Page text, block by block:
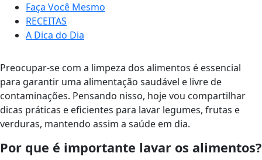
Faça Você Mesmo
RECEITAS
A Dica do Dia
Preocupar-se com a limpeza dos alimentos é essencial
para garantir uma alimentação saudável e livre de
contaminações. Pensando nisso, hoje vou compartilhar
dicas práticas e eficientes para lavar legumes, frutas e
verduras, mantendo assim a saúde em dia.
Por que é importante lavar os alimentos?